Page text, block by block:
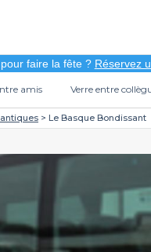
faire la fête ? Réservez
amis Verre entre
Le Basque Bondissant